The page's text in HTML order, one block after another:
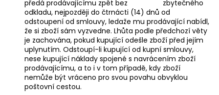
předá prodávajícímu zpět bez zbytečného
odkladu, nejpozději do čtrnácti (14) dnů od
odstoupení od smlouvy, ledaže mu prodávající nabídl,
že si zboží sám vyzvedne. Lhůta podle předchozí věty
je zachována, pokud kupující odešle zboží před jejím
uplynutím. Odstoupí-li kupující od kupní smlouvy,
nese kupující náklady spojené s navrácením zboží
prodávajícímu, a to i v tom případě, kdy zboží
nemůže být vráceno pro svou povahu obvyklou
poštovní cestou.